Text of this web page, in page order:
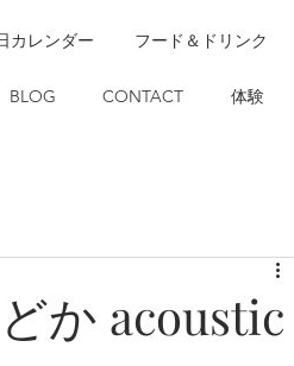
カレンダー フード＆ドリンク
BLOG CONTACT 体験
か acoustic